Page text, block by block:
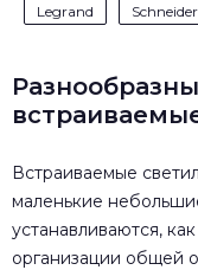
Legrand
Встраиваемые
маленькие
устанавливаются,
организации общей